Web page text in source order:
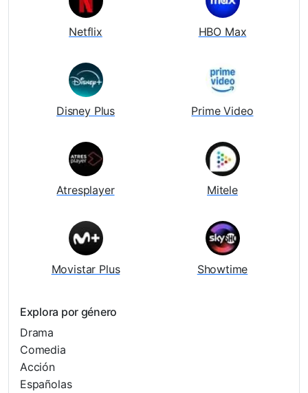
Netflix HBO Max
Disney Plus Prime Video
Atresplayer Mitele
Movistar Plus Showtime
Explora por género
Drama
Comedia
Acción
Españolas